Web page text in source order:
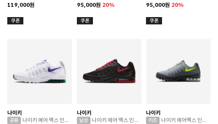
119,000원
95,000원 20%
95,000원 20%
나이키
나이키 에어 맥스 인비고
나이키
나이키 에어 맥스 인비고
나이키
나이키 에어맥스 인비고 (그레이드스쿨)